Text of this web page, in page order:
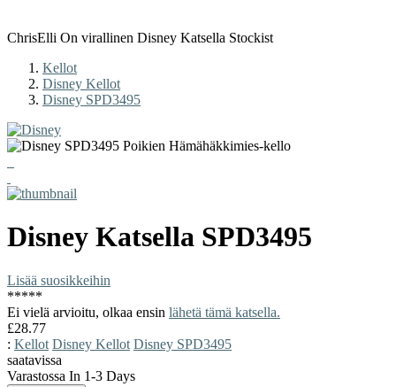
ChrisElli On virallinen Disney Katsella Stockist
Kellot
Disney Kellot
Disney SPD3495
Disney Katsella SPD3495
Lisää suosikkeihin
*****
Ei vielä arvioitu, olkaa ensin lähetä tämä katsella.
£28.77
: Kellot Disney Kellot Disney SPD3495
saatavissa
Varastossa In 1-3 Days